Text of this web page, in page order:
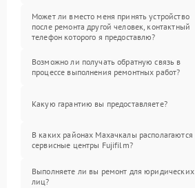
Может ли вместо меня принять устройство
после ремонта другой человек, контактный
телефон которого я предоставлю?
Возможно ли получать обратную связь в
процессе выполнения ремонтных работ?
Какую гарантию вы предоставляете?
В каких районах Махачкалы располагаются
сервисные центры Fujifilm?
Выполняете ли вы ремонт для юридических
лиц?